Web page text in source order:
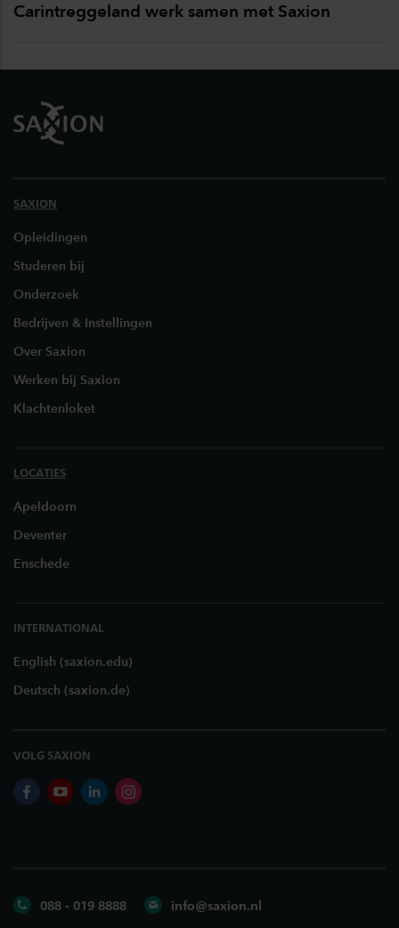
Carintreggeland werk samen met Saxion
SAXION
Opleidingen
Studeren bij
Onderzoek
Bedrijven & Instellingen
Over Saxion
Werken bij Saxion
Klachtenloket
LOCATIES
Apeldoorn
Deventer
Enschede
INTERNATIONAL
English (saxion.edu)
Deutsch (saxion.de)
VOLG SAXION
facebookyoutubelinkedininstagram
088 - 019 8888 info@saxion.nl